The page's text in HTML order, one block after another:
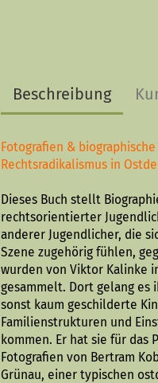
Beschreibung
Fotografien &
Rechtsradikalismus in
Dieses Buch stellt
rechtsorientierter
anderer Jugendlicher, die
Szene zugehörig fühlen,
wurden von Viktor Kalinke
gesammelt. Dort gelang
sonst kaum geschilderte
Familienstrukturen und
kommen. Er hat sie für das
Fotografien von Bertram
Grünau, einer typischen